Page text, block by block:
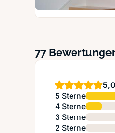
77
5 Sterne
4 Sterne
3 Sterne
2 Sterne